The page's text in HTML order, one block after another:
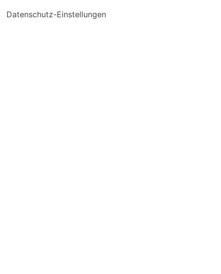
Datenschutz-Einstellungen